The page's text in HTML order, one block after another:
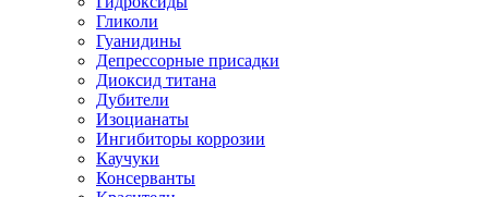
Гликоли
Гуанидины
Депрессорные присадки
Диоксид титана
Дубители
Изоцианаты
Ингибиторы коррозии
Каучуки
Консерванты